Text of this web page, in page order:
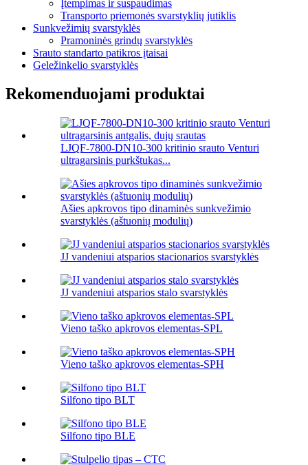
Įtempimas ir suspaudimas
Transporto priemonės svarstyklių jutiklis
Sunkvežimių svarstyklės
Pramoninės grindų svarstyklės
Srauto standarto patikros įtaisai
Geležinkelio svarstyklės
Rekomenduojami produktai
LJQF-7800-DN10-300 kritinio srauto Venturi
ultragarsinis purkštukas...
Ašies apkrovos tipo dinaminės sunkvežimio
svarstyklės (aštuonių modulių)
JJ vandeniui atsparios stacionarios svarstyklės
JJ vandeniui atsparios stalo svarstyklės
Vieno taško apkrovos elementas-SPL
Vieno taško apkrovos elementas-SPH
Silfono tipo BLT
Silfono tipo BLE